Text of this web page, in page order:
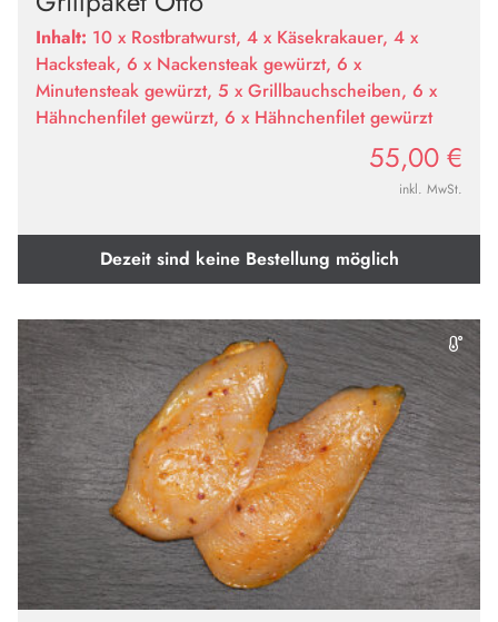
Inhalt: 10 x Rostbratwurst, 4 x Käsekrakauer, 4 x
Hacksteak, 6 x Nackensteak gewürzt, 6 x
Minutensteak gewürzt, 5 x Grillbauchscheiben, 6 x
Hähnchenfilet gewürzt, 6 x Hähnchenfilet gewürzt
55,00 €
inkl. MwSt.
Dezeit sind keine Bestellung möglich